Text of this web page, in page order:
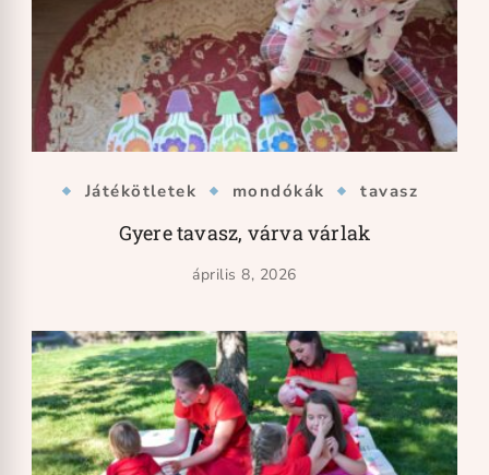
Játékötletek mondókák tavasz
Gyere tavasz, várva várlak
április 8, 2026